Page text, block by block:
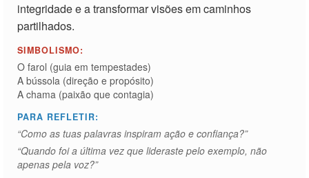
integridade e a transformar visões em caminhos
partilhados.
SIMBOLISMO:
O farol (guia em tempestades)
A bússola (direção e propósito)
A chama (paixão que contagia)
PARA REFLETIR:
“Como as tuas palavras inspiram ação e confiança?”
“Quando foi a última vez que lideraste pelo exemplo, não
apenas pela voz?”